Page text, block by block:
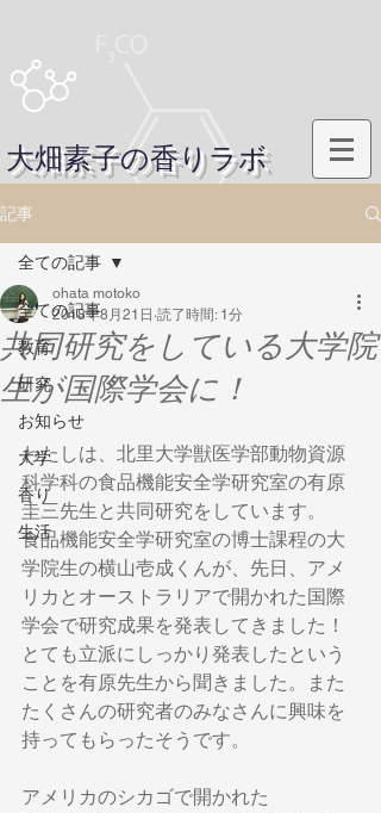
大畑素子の香りラボ
記事
全ての記事
教育
研究
お知らせ
大学
香り
生活
全ての記事
共同研究をしている大学院
生が国際学会に！
ohata motoko
2018年8月21日 読了時間: 1分
わたしは、北里大学獣医学部動物資源
科学科の食品機能安全学研究室の有原
圭三先生と共同研究をしています。
食品機能安全学研究室の博士課程の大
学院生の横山壱成くんが、先日、アメ
リカとオーストラリアで開かれた国際
学会で研究成果を発表してきました！
とても立派にしっかり発表したという
ことを有原先生から聞きました。また
たくさんの研究者のみなさんに興味を
持ってもらったそうです。
アメリカのシカゴで開かれた